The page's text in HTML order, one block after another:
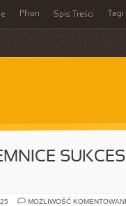
Pfron Spis Treści Tagi
MOŻLIWOŚĆ